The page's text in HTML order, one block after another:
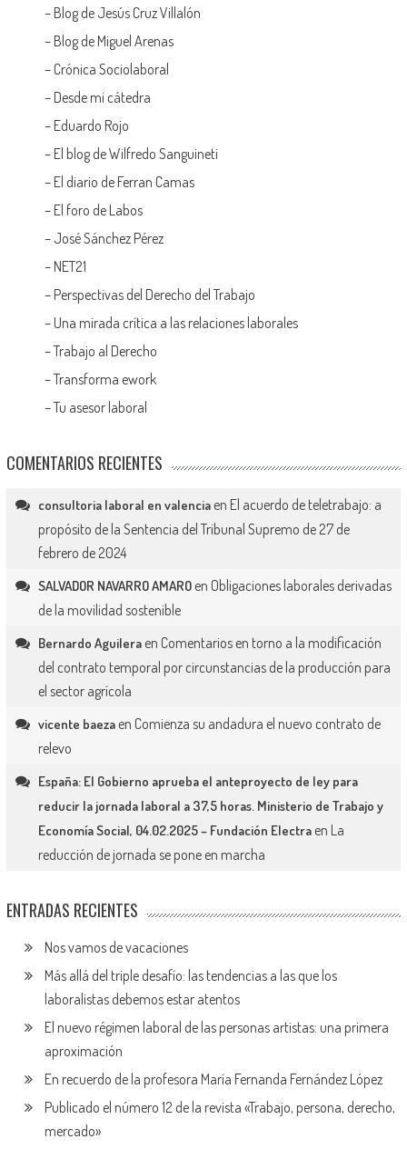
– Blog de Jesús Cruz Villalón
– Blog de Miguel Arenas
– Crónica Sociolaboral
– Desde mi cátedra
– Eduardo Rojo
– El blog de Wilfredo Sanguineti
– El diario de Ferran Camas
– El foro de Labos
– José Sánchez Pérez
– NET21
– Perspectivas del Derecho del Trabajo
– Una mirada crítica a las relaciones laborales
–Trabajo al Derecho
–Transforma ework
–Tu asesor laboral
COMENTARIOS RECIENTES
consultoria laboral en valenciaen El acuerdo de teletrabajo: a
propósito de la Sentencia del Tribunal Supremo de 27 de
febrero de 2024
SALVADOR NAVARRO AMAROen Obligaciones laborales derivadas
de la movilidad sostenible
Bernardo Aguileraen Comentarios en torno a la modificación
del contrato temporal por circunstancias de la producción para
el sector agrícola
vicente baezaen Comienza su andadura el nuevo contrato de
relevo
España: El Gobierno aprueba el anteproyecto de ley para
reducir la jornada laboral a 37,5 horas. Ministerio de Trabajo y
Economía Social, 04.02.2025 – Fundación Electraen La
reducción de jornada se pone en marcha
ENTRADAS RECIENTES
Nos vamos de vacaciones
Más allá del triple desafío: las tendencias a las que los
laboralistas debemos estar atentos
El nuevo régimen laboral de las personas artistas: una primera
aproximación
En recuerdo de la profesora María Fernanda Fernández López
Publicado el número 12 de la revista «Trabajo, persona, derecho,
mercado»